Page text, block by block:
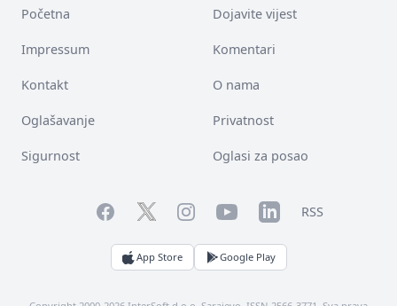
Početna Dojavite vijest
Impressum Komentari
Kontakt O nama
Oglašavanje Privatnost
Sigurnost Oglasi za posao
FacebookTwitterInstagramYouTubeLinkedInRSS
App Store Google Play